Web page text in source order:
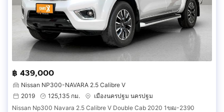
฿ 439,000
Nissan NP300-NAVARA 2.5 Calibre V
2019
125,135 กม.
เมืองนครปฐม นครปฐม
Nissan Np300 Navara 2.5 Calibre V Double Cab 2020 1ขฒ-2390